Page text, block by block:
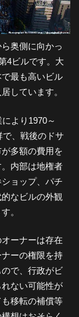
市
風
景
探
訪-
奥側に向かっ
4ビルです。大
最も高いビル
しています。
より1970～
、戦後のドサ
多額の費用を
内部は地権者
ョップ、パチ
なビルの外観
。
ーナーは存在
ーの権限を持
で、行政がビ
ない可能性が
移転の補償等